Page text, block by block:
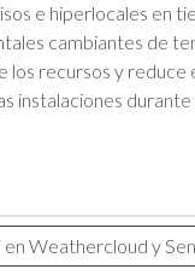
e hiperlocales en
cambiantes de
los recursos y reduce
instalaciones
en Weathercloud y